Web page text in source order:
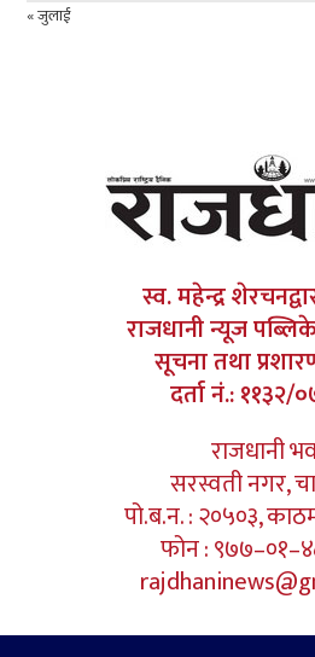
« जुलाई
स्व. महेन्द्र
राजधानी न्यूज
सूचना तथा
दर्ता नं.: ११३२/
राजधानी
सरस्वती नगर,
पो.ब.न. : २०५०३,
फोन :